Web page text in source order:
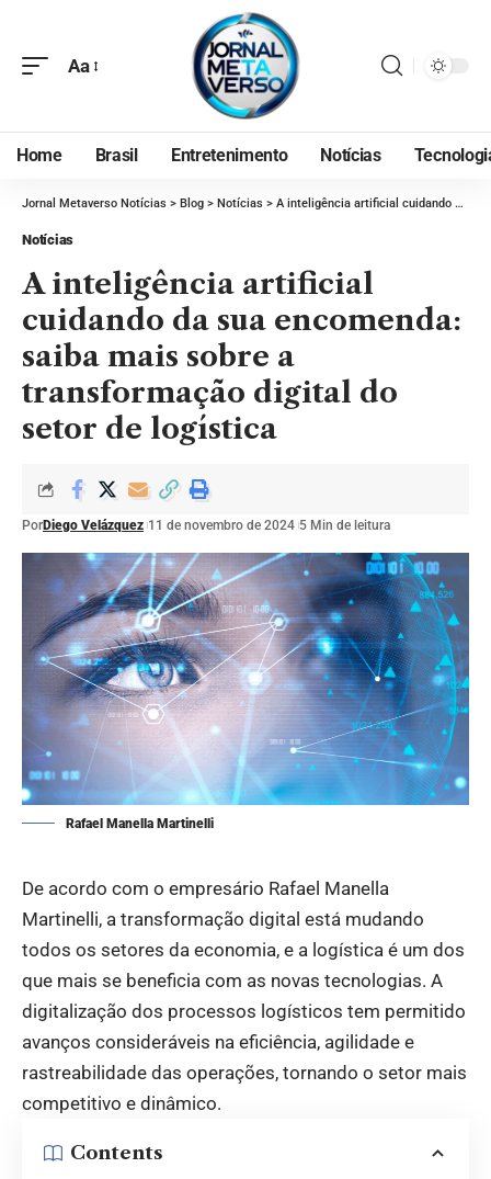
Aa
Home Brasil Entretenimento Notícias
Jornal Metaverso Notícias > Blog > Notícias > A inteligência artificial cuidando da sua encomenda: saiba mais sobre a transformação digital do setor de logística
Notícias
A inteligência artificial
cuidando da sua encomenda:
saiba mais sobre a
transformação digital do
setor de logística
PorDiego Velázquez 11 de novembro de 2024 5 Min de leitura
Rafael Manella Martinelli
De acordo com o empresário Rafael Manella
Martinelli, a transformação digital está mudando
todos os setores da economia, e a logística é um dos
que mais se beneficia com as novas tecnologias. A
digitalização dos processos logísticos tem permitido
avanços consideráveis na eficiência, agilidade e
rastreabilidade das operações, tornando o setor mais
competitivo e dinâmico.
Contents